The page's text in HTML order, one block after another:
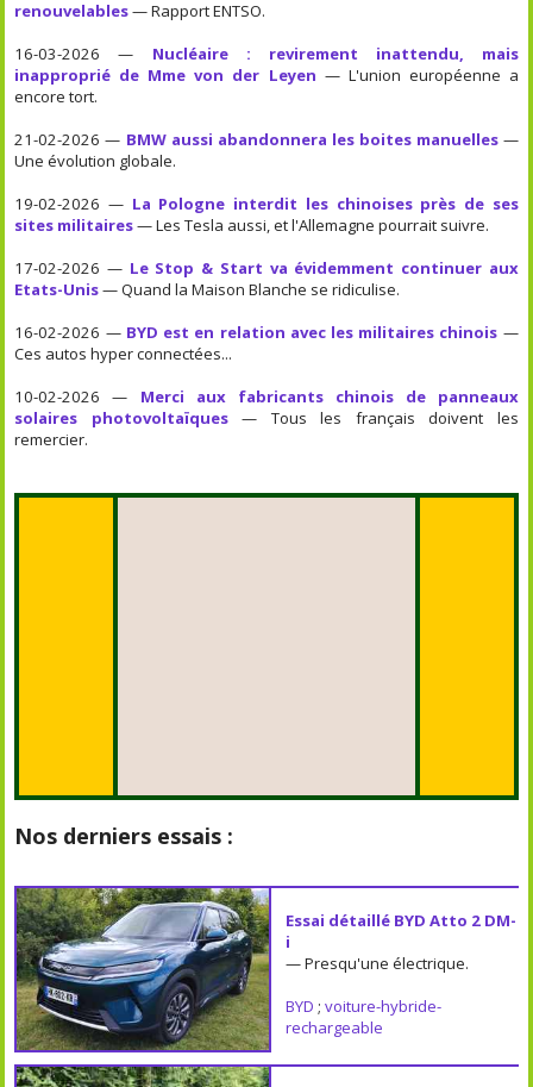
renouvelables— Rapport ENTSO.
16-03-2026 — Nucléaire : revirement inattendu, mais
inapproprié de Mme von der Leyen — L'union européenne a
encore tort.
21-02-2026 — BMW aussi abandonnera les boites manuelles—
Une évolution globale.
19-02-2026 — La Pologne interdit les chinoises près de ses
sites militaires— Les Tesla aussi, et l'Allemagne pourrait suivre.
17-02-2026 — Le Stop & Start va évidemment continuer aux
Etats-Unis— Quand la Maison Blanche se ridiculise.
16-02-2026 — BYD est en relation avec les militaires chinois —
Ces autos hyper connectées...
10-02-2026 — Merci aux fabricants chinois de panneaux
solaires photovoltaïques— Tous les français doivent les
remercier.
Nos derniers essais :
Essai détaillé BYD Atto 2 DM-
i
— Presqu'une électrique.
BYD ; voiture-hybride-
rechargeable